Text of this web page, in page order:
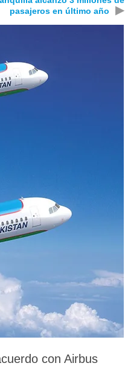
pasajeros en último año
▶
con Airbus